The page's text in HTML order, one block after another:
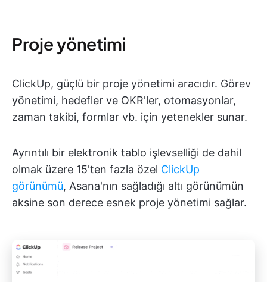
Proje yönetimi
ClickUp, güçlü bir proje yönetimi aracıdır. Görev
yönetimi, hedefler ve OKR'ler, otomasyonlar,
zaman takibi, formlar vb. için yetenekler sunar.
Ayrıntılı bir elektronik tablo işlevselliği de dahil
olmak üzere 15'ten fazla özel ClickUp
görünümü, Asana'nın sağladığı altı görünümün
aksine son derece esnek proje yönetimi sağlar.